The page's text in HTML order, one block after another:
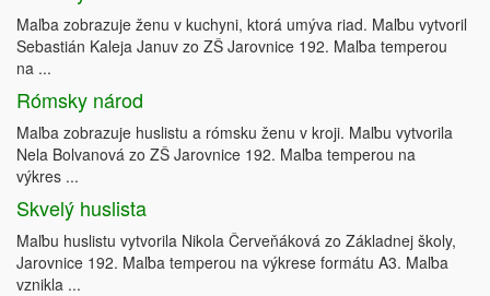
Maľba zobrazuje ženu v kuchyni, ktorá umýva riad. Maľbu vytvoril
Sebastián Kaleja Januv zo ZŠ Jarovnice 192. Maľba temperou
na ...
Rómsky národ
Maľba zobrazuje huslistu a rómsku ženu v kroji. Maľbu vytvorila
Nela Bolvanová zo ZŠ Jarovnice 192. Maľba temperou na
výkres ...
Skvelý huslista
Maľbu huslistu vytvorila Nikola Červeňáková zo Základnej školy,
Jarovnice 192. Maľba temperou na výkrese formátu A3. Maľba
vznikla ...